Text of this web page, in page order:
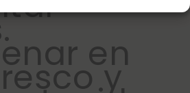
en
y